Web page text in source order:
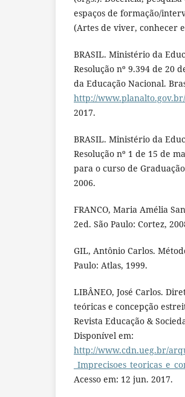
espaços de formação/
(Artes de viver, conhecer
BRASIL. Ministério da
Resolução nº 9.394 de 20
da Educação Nacional.
http://
2017.
BRASIL. Ministério da
Resolução nº 1 de 15 de
para o curso de
2006.
FRANCO, Maria Amélia
2ed. São Paulo: Cortez,
GIL, Antônio Carlos.
Paulo: Atlas, 1999.
LIBÂNEO, José Carlos.
teóricas e concepção
Revista Educação &
Disponível em:
http://www.cdn.ueg.br/
Acesso em: 12 jun. 2017.